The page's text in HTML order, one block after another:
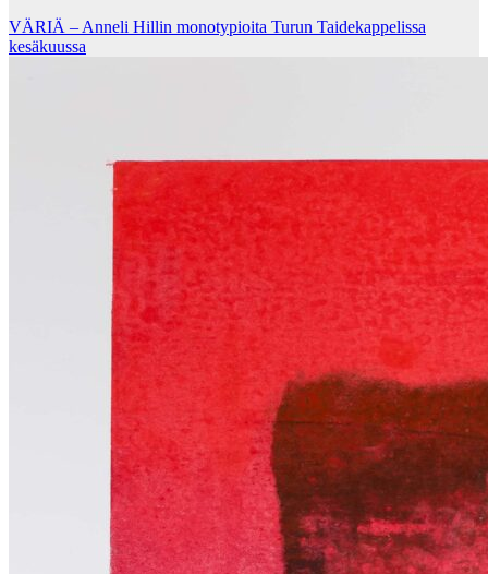
VÄRIÄ – Anneli Hillin monotypioita Turun Taidekappelissa
kesäkuussa